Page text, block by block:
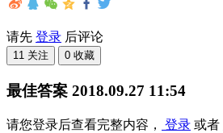
请先 登录 后评论
11 关注 0 收藏
最佳答案 2018.09.27 11:54
请您登录后查看完整内容， 登录 或者